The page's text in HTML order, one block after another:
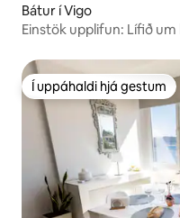
Bátur í Vigo
Einstök upplifun: Lífið
Í uppáhaldi hjá gestum
Í uppáhaldi hjá gestum